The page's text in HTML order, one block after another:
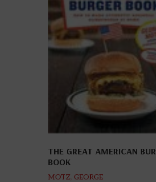
THE GREAT AMERICAN
BOOK
MOTZ, GEORGE